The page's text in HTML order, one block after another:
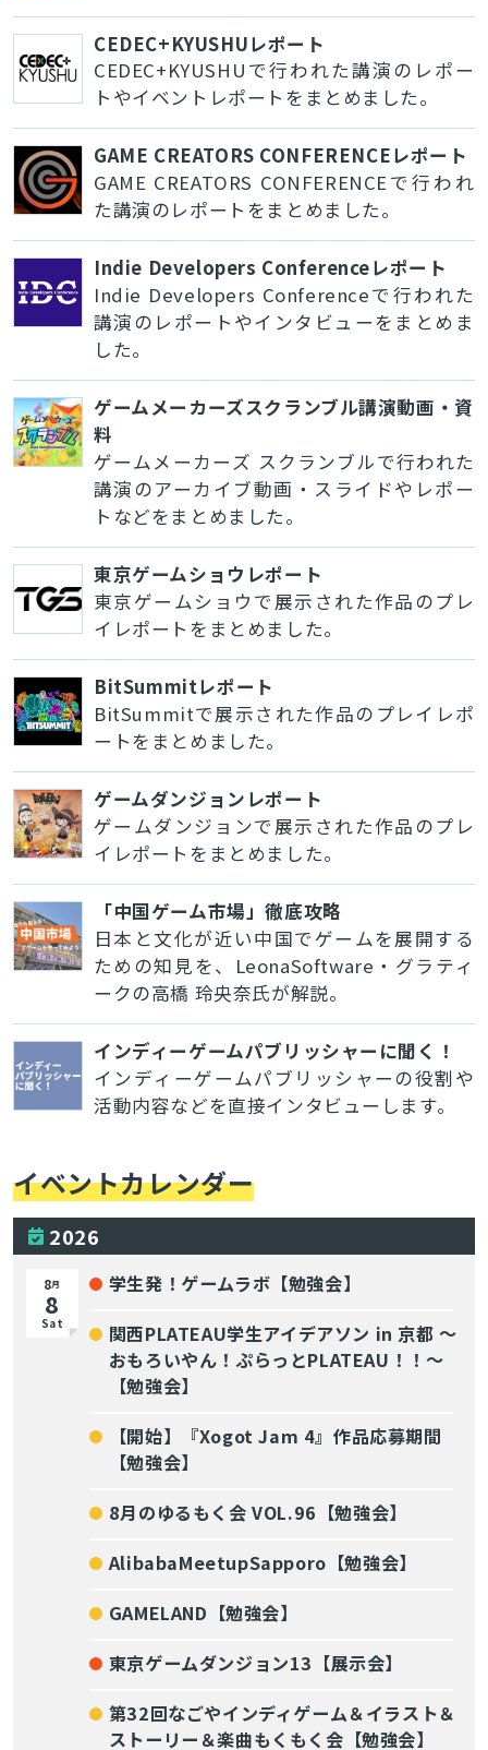
CEDEC+KYUSHUレポート
CEDEC+KYUSHUで行われた講演のレポー
トやイベントレポートをまとめました。
GAME CREATORS CONFERENCEレポート
GAME CREATORS CONFERENCEで行われ
た講演のレポートをまとめました。
Indie Developers Conferenceレポート
Indie Developers Conferenceで行われた
講演のレポートやインタビューをまとめま
した。
ゲームメーカーズスクランブル講演動画・資
料
ゲームメーカーズ スクランブルで行われた
講演のアーカイブ動画・スライドやレポー
トなどをまとめました。
東京ゲームショウレポート
東京ゲームショウで展示された作品のプレ
イレポートをまとめました。
BitSummitレポート
BitSummitで展示された作品のプレイレポ
ートをまとめました。
ゲームダンジョンレポート
ゲームダンジョンで展示された作品のプレ
イレポートをまとめました。
「中国ゲーム市場」徹底攻略
日本と文化が近い中国でゲームを展開する
ための知見を、LeonaSoftware・グラティ
ークの高橋 玲央奈氏が解説。
インディーゲームパブリッシャーに聞く！
インディーゲームパブリッシャーの役割や
活動内容などを直接インタビューします。
イベントカレンダー
2026
8月
8
Sat
学生発！ゲームラボ【勉強会】
関西PLATEAU学生アイデアソン in 京都 〜
おもろいやん！ぷらっとPLATEAU！！〜
【勉強会】
【開始】『Xogot Jam 4』作品応募期間
【勉強会】
8月のゆるもく会 VOL.96【勉強会】
AlibabaMeetupSapporo【勉強会】
GAMELAND【勉強会】
東京ゲームダンジョン13【展示会】
第32回なごやインディゲーム＆イラスト＆
ストーリー＆楽曲もくもく会【勉強会】